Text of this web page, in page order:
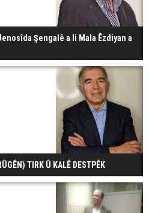
Şengalê a li Mala Êzdiyan a
TIRK Û KALÊ DESTPÊK